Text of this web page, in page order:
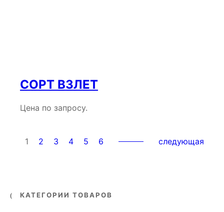
СОРТ ВЗЛЕТ
Цена по запросу.
1 2 3 4 5 6 следующая
КАТЕГОРИИ ТОВАРОВ